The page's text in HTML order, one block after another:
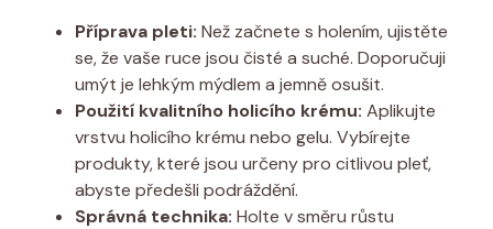
Příprava pleti: Než začnete s holením, ujistěte
se, že vaše ruce jsou čisté a suché. Doporučuji
umýt je lehkým mýdlem a jemně osušit.
Použití kvalitního holicího krému: Aplikujte
vrstvu holicího krému nebo gelu. Vybírejte
produkty, které jsou určeny pro citlivou pleť,
abyste předešli podráždění.
Správná technika: Holte v směru růstu